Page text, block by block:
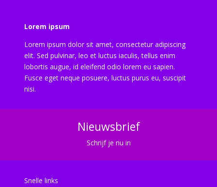
Lorem ipsum
Lorem ipsum dolor sit amet, consectetur adipiscing
elit. Sed pulvinar, leo et luctus iaculis, tellus enim
lobortis augue, id eleifend odio lorem eu sapien.
Fusce eget neque posuere, luctus purus eu, suscipit
nisi.
Nieuwsbrief
Schrijf je nu in
Snelle links